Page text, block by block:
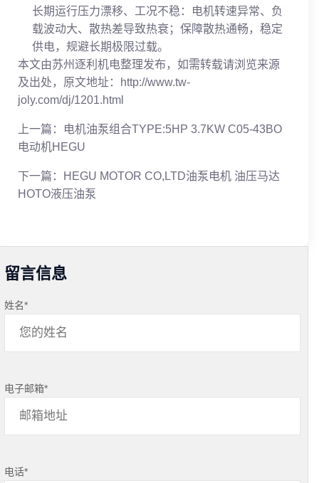
长期运行压力漂移、工况不稳：电机转速异常、负
载波动大、散热差导致热衰；保障散热通畅，稳定
供电，规避长期极限过载。
本文由苏州逐利机电整理发布，如需转载请浏览来源
及出处，原文地址：http://www.tw-
joly.com/dj/1201.html
上一篇：
电机油泵组合TYPE:5HP 3.7KW C05-43BO
电动机HEGU
下一篇：
HEGU MOTOR CO,LTD油泵电机 油压马达
HOTO液压油泵
留言信息
姓名*
电子邮箱*
电话*